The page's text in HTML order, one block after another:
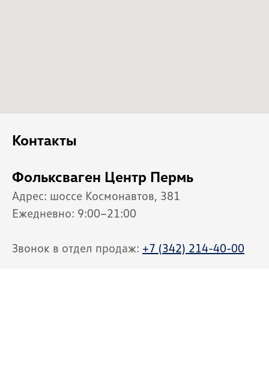
Контакты
Фольксваген Центр Пермь
Адрес: шоссе Космонавтов, 381
Ежедневно: 9:00−21:00
Звонок в отдел продаж: +7 (342) 214-40-00